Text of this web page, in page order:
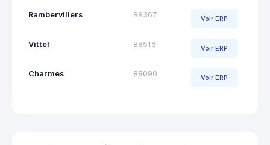
Rambervillers 88367 Voir ERP
Vittel 88516 Voir ERP
Charmes 88090 Voir ERP